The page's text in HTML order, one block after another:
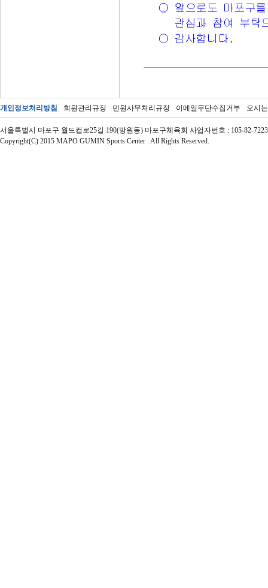
개인정보처리방침 회원관리규정 민원사무처리규정 이메일무단수집거부 오시
서울특별시 마포구 월드컵로25길 190(망원동) 마포구체육회 사업자번호 : 105-82-
Copyright(C) 2015 MAPO GUMIN Sports Center . All Rights Reserved.